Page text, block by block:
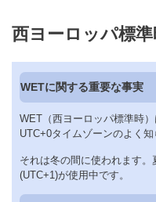
西ヨーロッパ標
WETに関する重要な事実
WET（西ヨーロッパ標準時
UTC+0タイムゾーンのよく知
それは冬の間に使われます
(UTC+1)が使用中です。